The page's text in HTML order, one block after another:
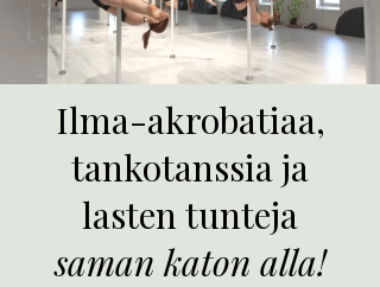
Ilma-akrobatiaa,
tankotanssia ja
lasten tunteja
saman katon alla!